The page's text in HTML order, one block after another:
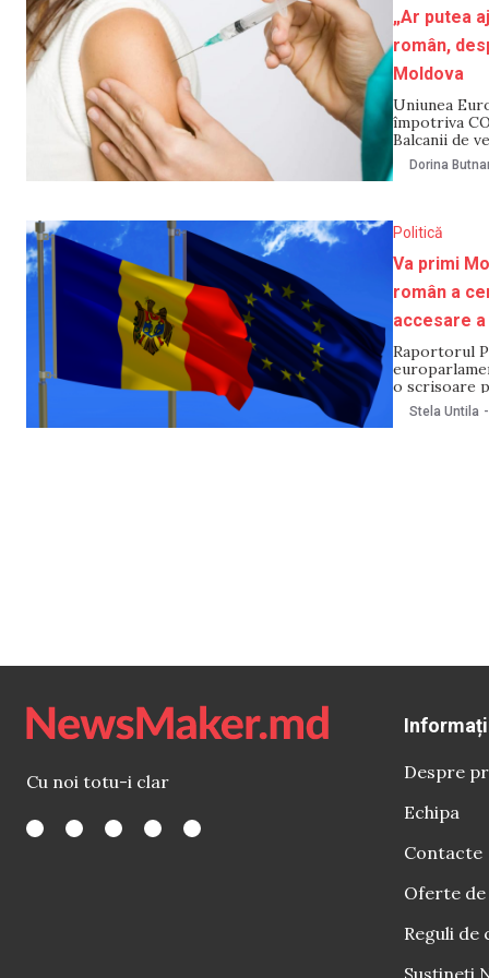
„Ar putea
român,
Moldova
Uniunea
împotriva
Balcanii de
COVID-19
Chișinău
Dorina
Politică
Va primi
român a
accesare
Raportorul
o scrisoare
de ultima
asistență
Stela Untila -
Cu noi totu-i clar
Despre
Echipa
Contacte
Oferte
Reguli de
Susțineți